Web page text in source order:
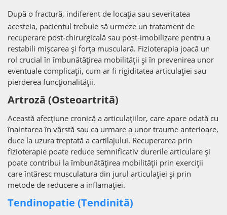
După o fractură, indiferent de locația sau severitatea
acesteia, pacientul trebuie să urmeze un tratament de
recuperare post-chirurgicală sau post-imobilizare pentru a
restabili mișcarea și forța musculară. Fizioterapia joacă un
rol crucial în îmbunătățirea mobilității și în prevenirea unor
eventuale complicații, cum ar fi rigiditatea articulației sau
pierderea funcționalității.
Artroză (Osteoartrită)
Această afecțiune cronică a articulațiilor, care apare odată cu
înaintarea în vârstă sau ca urmare a unor traume anterioare,
duce la uzura treptată a cartilajului. Recuperarea prin
fizioterapie poate reduce semnificativ durerile articulare și
poate contribui la îmbunătățirea mobilității prin exerciții
care întăresc musculatura din jurul articulației și prin
metode de reducere a inflamației.
Tendinopatie (Tendinită)